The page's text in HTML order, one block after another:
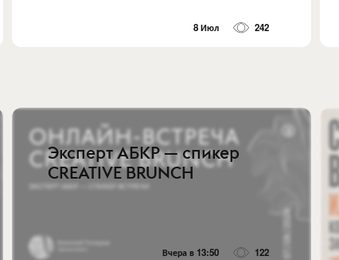
8 Июл 242
Эксперт АБКР — спикер
CREATIVE BRUNCH
Вчера в 13:50 122